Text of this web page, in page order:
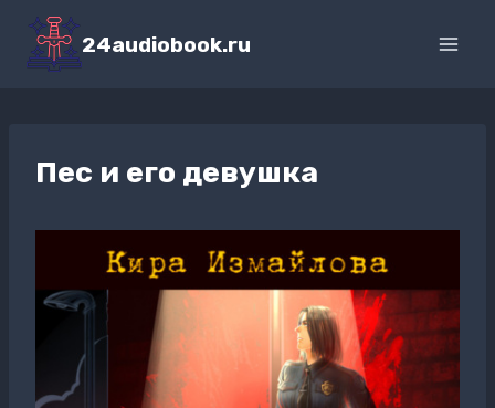
Перейти
содержимому
24audiobook.ru
Пес и его девушка